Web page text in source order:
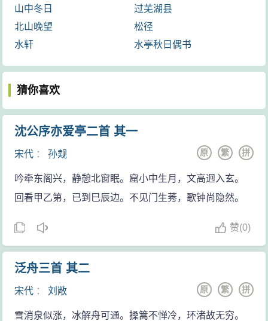
每逢客至，叫门童子纵鹤放飞，
见鹤必棹舟归来。作诗随就随弃，从
不留存。1028年（天圣六年）卒。
其侄林彰（朝散大夫）、林彬（盈州
谥“和靖先生”。 ...
山中冬日
过芜湖县
北山晚望
松径
水轩
水亭秋日偶书
猜你喜欢
沈公序亦爱亭二首 其一
宋代 ：孙觌 拼
繁
原
吟牵东阁兴，静憩北窗眠。窟小中生月，文高迥入玄。
回看甲乙第，已到巳辰边。不见门生莠，歌钟尚隐然。
赞(0)
泛舟三首 其二
宋代 ：刘敞 拼
繁
原
雪消泉似涨，冰解舟可通。操篙不惮冷，环渚故无穷。